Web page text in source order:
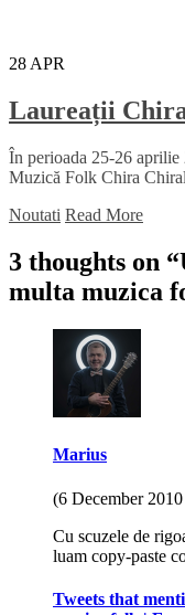
28 APR
Laureații
În perioada 25-26
Muzică Folk Chira
Noutati Read More
3 thoughts on “
multa muzica
Marius
(6 December
Cu scuzele de
luam copy-paste
Tweets that